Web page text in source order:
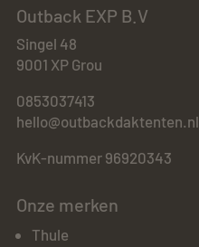
Outback EXP B.V
Singel 48
9001 XP Grou
0853037413
hello@outbackdaktenten.nl
KvK-nummer 96920343
Onze merken
Thule